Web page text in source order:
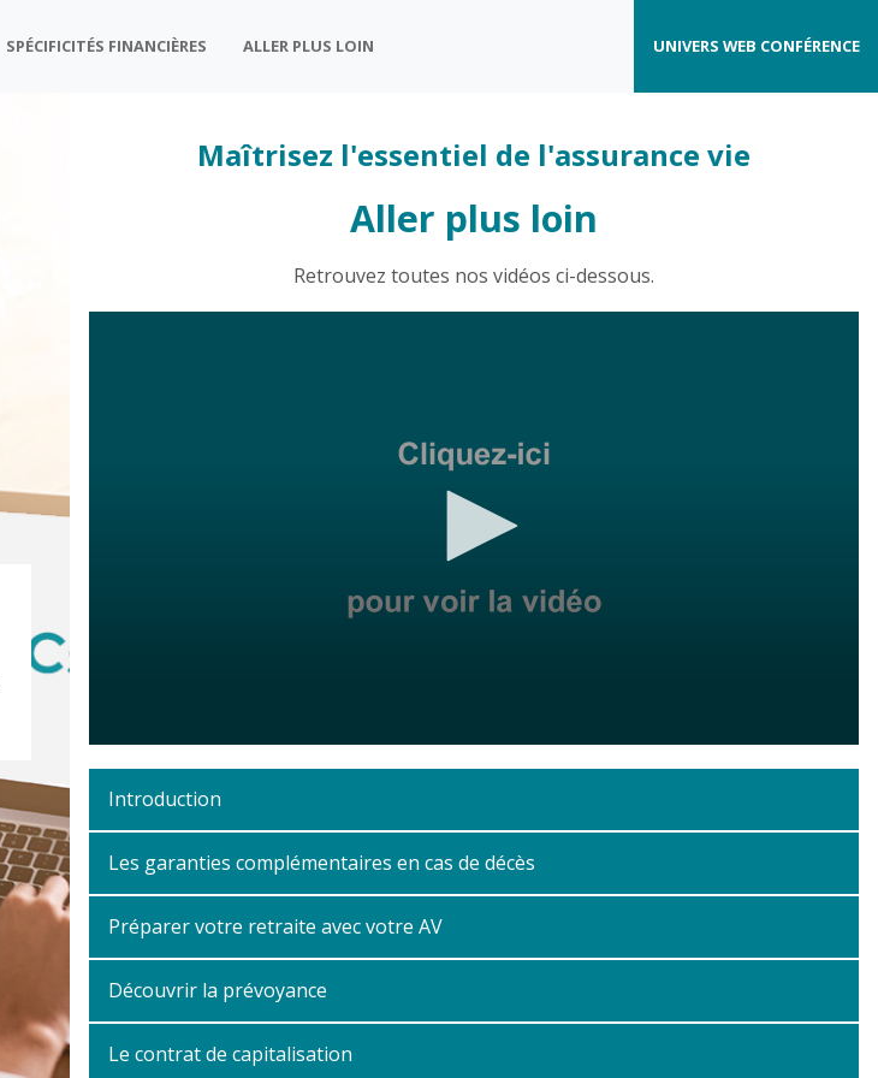
SPÉCIFICITÉS FINANCIÈRES ALLER PLUS LOIN UNIVERS WEB CONFÉRENCE
Maîtrisez l'essentiel de l'assurance vie
Aller plus loin
Retrouvez toutes nos vidéos ci-dessous.
0
seconds
secondsVolume
90%
Introduction
Les garanties complémentaires en cas de décès
Préparer votre retraite avec votre AV
Découvrir la prévoyance
Le contrat de capitalisation